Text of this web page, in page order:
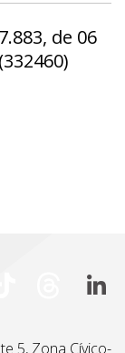
de 06
5, Zona Cívico-